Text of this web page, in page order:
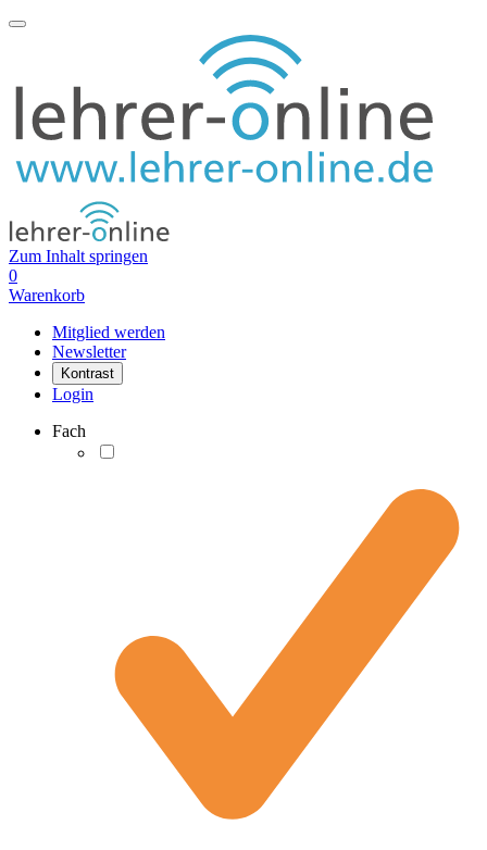
Zum Inhalt springen
0
Warenkorb
Mitglied werden
Newsletter
Kontrast
Login
Fach